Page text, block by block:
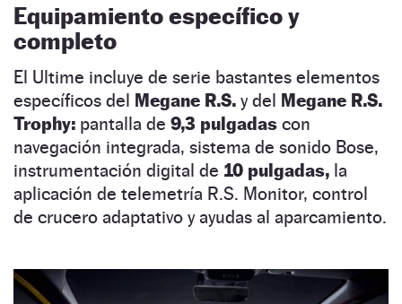
Equipamiento específico y
completo
El Ultime incluye de serie bastantes elementos
específicos del Megane R.S. y del Megane R.S.
Trophy: pantalla de 9,3 pulgadas con
navegación integrada, sistema de sonido Bose,
instrumentación digital de 10 pulgadas, la
aplicación de telemetría R.S. Monitor, control
de crucero adaptativo y ayudas al aparcamiento.